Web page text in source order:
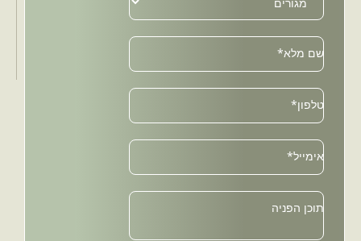
שם מלא*
טלפון*
Email
אימייל*
תוכן הפניה